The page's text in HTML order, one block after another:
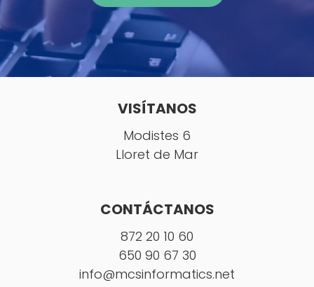
VISÍTANOS
Modistes 6
Lloret de Mar
CONTÁCTANOS
872 20 10 60
650 90 67 30
info@mcsinformatics.net